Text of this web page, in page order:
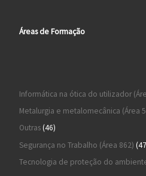
Áreas de Formação
Informática na ótica do utilizador
Metalurgia e metalomecânica (Área
Outras 4646 produtos
Segurança no Trabalho (Área 862) 47
Tecnologia de proteção do